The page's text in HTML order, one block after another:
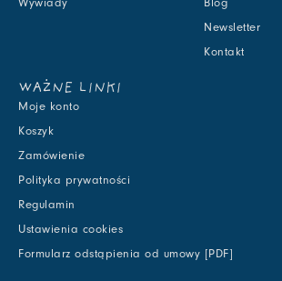
Wywiady
Blog
Newsletter
Kontakt
WAŻNE LINKI
Moje konto
Koszyk
Zamówienie
Polityka prywatności
Regulamin
Ustawienia cookies
Formularz odstąpienia od umowy [PDF]